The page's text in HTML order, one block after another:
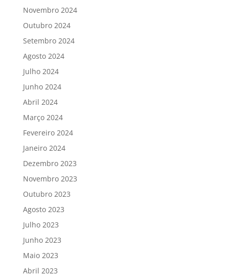
Novembro 2024
Outubro 2024
Setembro 2024
Agosto 2024
Julho 2024
Junho 2024
Abril 2024
Março 2024
Fevereiro 2024
Janeiro 2024
Dezembro 2023
Novembro 2023
Outubro 2023
Agosto 2023
Julho 2023
Junho 2023
Maio 2023
Abril 2023